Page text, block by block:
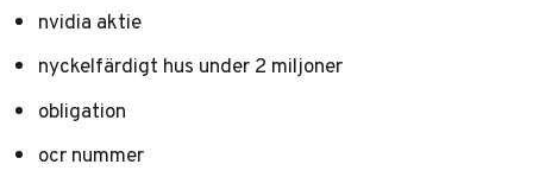
nvidia aktie
nyckelfärdigt hus under 2 miljoner
obligation
ocr nummer